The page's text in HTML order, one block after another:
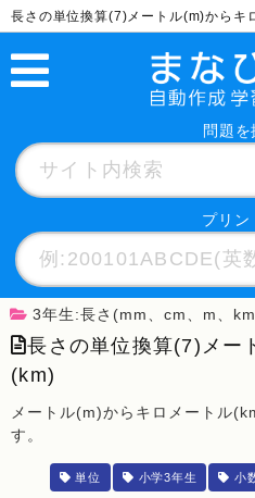
長さの単位換算(7)メートル(m)から
問題を
プリン
3年生:長さ(mm、cm、m、
長さの単位換算(7)メー
(km)
メートル(m)からキロメートル
す。
単位 小学3年生 小